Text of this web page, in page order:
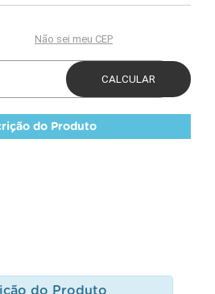
do Produto
do Produto